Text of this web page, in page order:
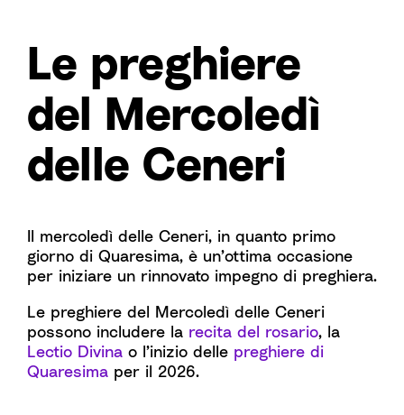
Le preghiere
del Mercoledì
delle Ceneri
Il mercoledì delle Ceneri, in quanto primo
giorno di Quaresima, è un’ottima occasione
per iniziare un rinnovato impegno di preghiera.
Le preghiere del Mercoledì delle Ceneri
possono includere la recita del rosario, la
Lectio Divina o l’inizio delle preghiere di
Quaresima per il 2026.